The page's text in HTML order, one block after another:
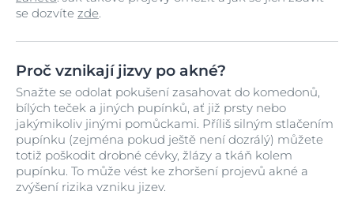
se dozvíte zde.
Proč vznikají jizvy po akné?
Snažte se odolat pokušení zasahovat do komedonů,
bílých teček a jiných pupínků, ať již prsty nebo
jakýmikoliv jinými pomůckami. Příliš silným stlačením
pupínku (zejména pokud ještě není dozrálý) můžete
totiž poškodit drobné cévky, žlázy a tkáň kolem
pupínku. To může vést ke zhoršení projevů akné a
zvýšení rizika vzniku jizev.